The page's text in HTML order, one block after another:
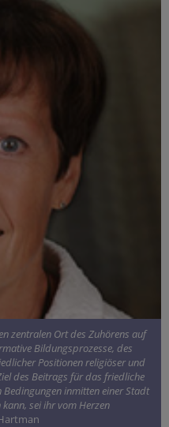
zentralen Ort des Zuhörens auf
Bildungsprozesse, des
Positionen religiöser und
des Beitrags für das friedliche
inmitten einer Stadt
sei ihr vom Herzen